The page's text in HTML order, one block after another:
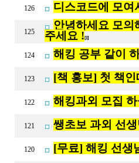
126 디스코드에 모여
125
안녕하세요 모의
주세요 ! [1]
124 해킹 공부 같이
123 [책 홍보] 첫 책
122 해킹과외 모집
121 쌩초보 과외 선
120 [무료] 해킹 선생